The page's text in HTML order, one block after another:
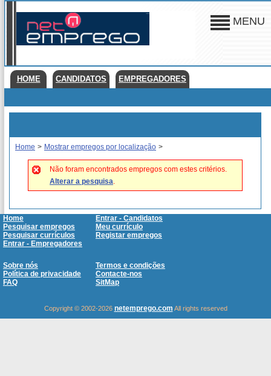
MENU
HOME CANDIDATOS EMPREGADORES
Home > Mostrar empregos por localização >
Não foram encontrados empregos com estes critérios.
Alterar a pesquisa.
Home
Entrar - Candidatos
Pesquisar empregos
Meu currículo
Pesquisar currículos
Registar empregos
Entrar - Empregadores
Sobre nós
Termos e condições
Política de privacidade
Contacte-nos
FAQ
SitMap
Copyright © 2002-2026 netemprego.com All rights reserved